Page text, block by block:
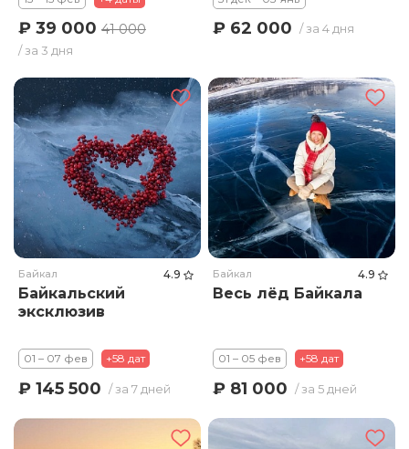
₽ 39 000 41 000
/ за 3 дня
₽ 62 000 / за 4 дня
Байкал 4.9
Байкальский
эксклюзив
01 – 07 фев +58 дат
₽ 145 500 / за 7 дней
Байкал 4.9
Весь лёд Байкала
01 – 05 фев +58 дат
₽ 81 000 / за 5 дней